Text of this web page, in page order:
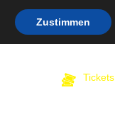
Tickets
Zustimmen